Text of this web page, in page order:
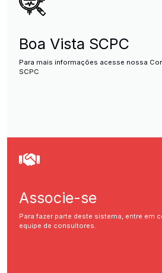
Boa Vista SCPC
Para mais informações acesse nossa
SCPC
Associe-se
Para fazer parte deste sistema, entre em
equipe de consultores.